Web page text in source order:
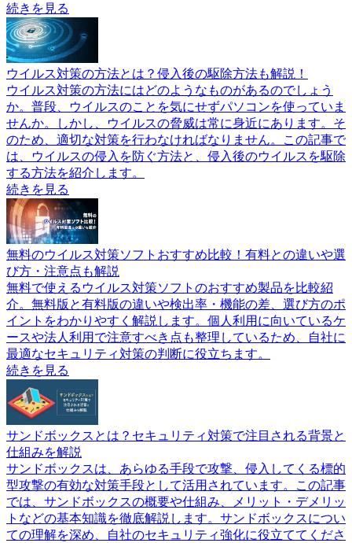
続きを見る
ウイルス対策の方法とは？侵入後の駆除方法も解説！
ウイルス対策の方法にはどのようなものがあるのでしょう
か。普段、ウイルスのことを気にせずパソコンを使っていま
せんか。しかし、ウイルスの脅威は常に身近にあります。そ
のため、適切な対策を行わなければなりません。この記事で
は、ウイルスの侵入を防ぐ方法と、侵入後のウイルスを駆除
する方法を紹介します。
続きを見る
無料のウイルス対策ソフトおすすめ比較！有料との違いや選
び方・注意点も解説
無料で使えるウイルス対策ソフトのおすすめ製品を比較紹
介。無料版と有料版の違いや検出率・機能の差、選び方のポ
イントをわかりやすく解説します。個人利用に向いているケ
ースや法人利用で注意すべき点も整理しているため、自社に
最適なセキュリティ対策の判断に役立ちます。
続きを見る
サンドボックスとは？セキュリティ対策で注目される背景と
仕組みを解説
サンドボックスは、あらゆる手段で攻撃、侵入してくる標的
型攻撃の有効な対策手段として活用されています。この記事
では、サンドボックスの概要や仕組み、メリット・デメリッ
トなどの基本知識を徹底解説します。サンドボックスについ
ての理解を深め、自社のセキュリティ強化に役立ててくださ